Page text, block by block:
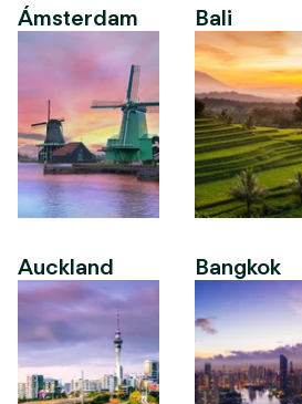
Ámsterdam
Auckland
Bali
Bangkok